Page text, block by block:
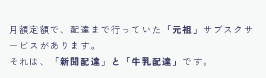
月額定額で、配達まで行っていた 「元祖」 サブスクサ
ービスがあります。
それは、
「新聞配達」と「牛乳配達」 です。